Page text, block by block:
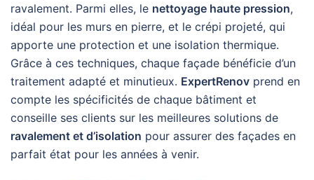
ravalement. Parmi elles, le nettoyage haute pression,
idéal pour les murs en pierre, et le crépi projeté, qui
apporte une protection et une isolation thermique.
Grâce à ces techniques, chaque façade bénéficie d’un
traitement adapté et minutieux. ExpertRenov prend en
compte les spécificités de chaque bâtiment et
conseille ses clients sur les meilleures solutions de
ravalement et d’isolation pour assurer des façades en
parfait état pour les années à venir.